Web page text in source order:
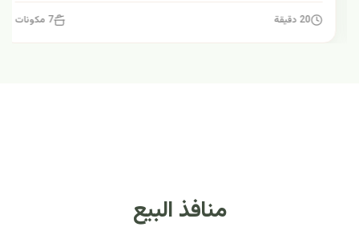
20 دقيقة 7 مكونات
منافذ البيع